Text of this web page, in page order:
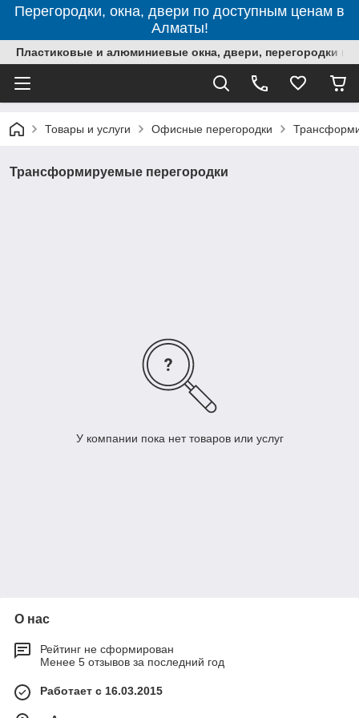
Перегородки, окна, двери по доступным ценам в
Алматы!
Пластиковые и алюминиевые окна, двери, перегородки в
Товары и услуги Офисные перегородки
Трансформируемые перегородки
У компании пока нет товаров или услуг
О нас
Рейтинг не сформирован
Менее 5 отзывов за последний год
Работает с 16.03.2015